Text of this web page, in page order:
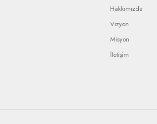
Hakkımızda
Vizyon
Misyon
İletişim